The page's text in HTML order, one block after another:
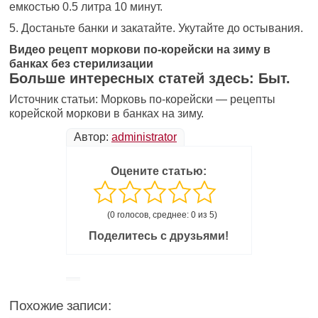
емкостью 0.5 литра 10 минут.
5. Достаньте банки и закатайте. Укутайте до остывания.
Видео рецепт моркови по-корейски на зиму в
банках без стерилизации
Больше интересных статей здесь: Быт.
Источник статьи: Морковь по-корейски — рецепты
корейской моркови в банках на зиму.
Автор: administrator
Оцените статью:
(0 голосов, среднее: 0 из 5)
Поделитесь с друзьями!
Похожие записи: